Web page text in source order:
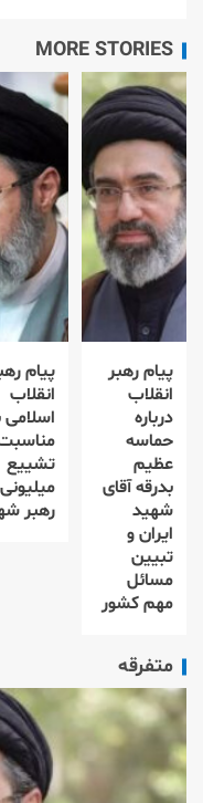
MORE STORIES
پیام رهبر
انقلاب
درباره
حماسه
عظیم
بدرقه آقای
شهید
ایران و
تبیین
مسائل
مهم کشور
پیام
انقلاب
اسلامی
تشییع
میلیونی
رهبر
متفرقه